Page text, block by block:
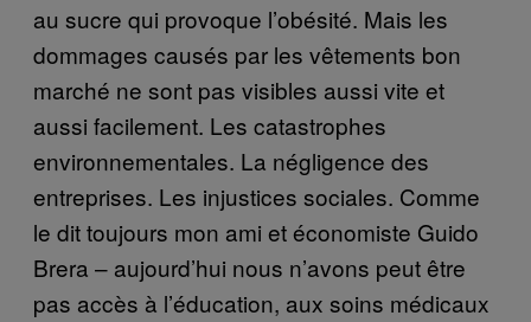
au sucre qui provoque l’obésité. Mais les
dommages causés par les vêtements bon
marché ne sont pas visibles aussi vite et
aussi facilement. Les catastrophes
environnementales. La négligence des
entreprises. Les injustices sociales. Comme
le dit toujours mon ami et économiste Guido
Brera – aujourd’hui nous n’avons peut être
pas accès à l’éducation, aux soins médicaux